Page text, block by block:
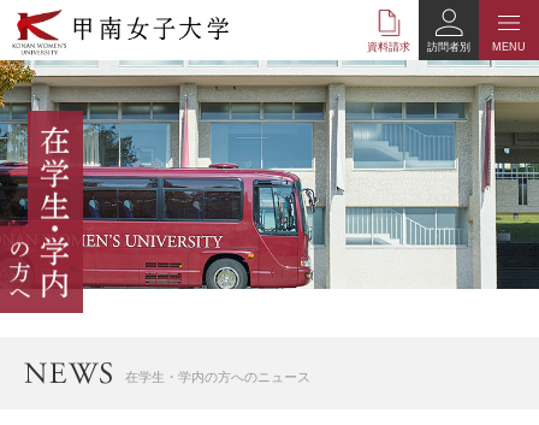
本
文
へ
の
リ
ン
ク
ナ
ビ
ゲ
ー
シ
ョ
資料請求 MENU
訪問者別
在学生・学内の方へのニュース